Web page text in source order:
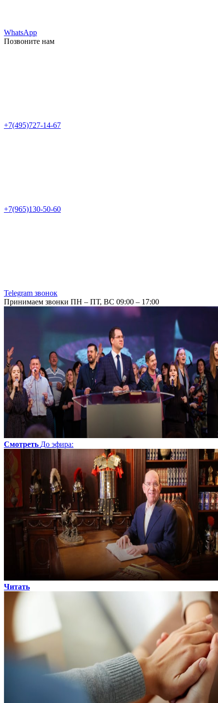
WhatsApp
Позвоните нам
+7(495)727-14-67
+7(965)130-50-60
Telegram звонок
Принимаем звонки ПН – ПТ, ВС 09:00 – 17:00
Смотреть До эфира:
Читать